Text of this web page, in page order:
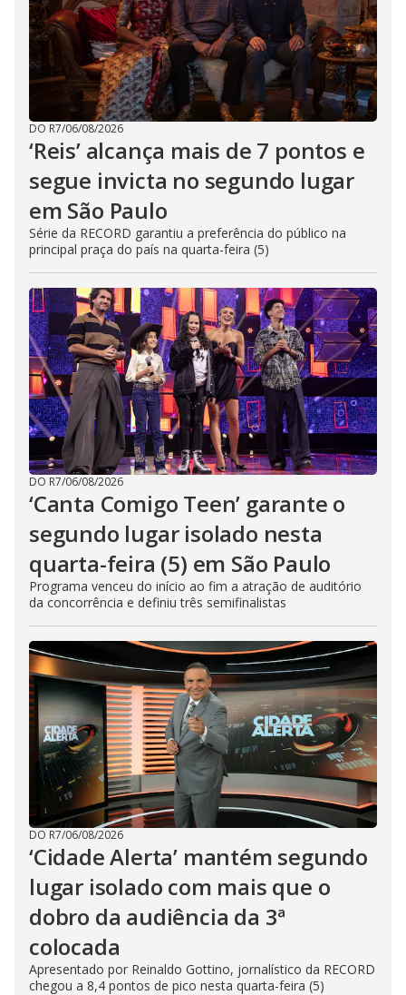
DO R7/06/08/2026
‘Reis’ alcança mais de 7 pontos e
segue invicta no segundo lugar
em São Paulo
Série da RECORD garantiu a preferência do público na
principal praça do país na quarta-feira (5)
DO R7/06/08/2026
‘Canta Comigo Teen’ garante o
segundo lugar isolado nesta
quarta-feira (5) em São Paulo
Programa venceu do início ao fim a atração de auditório
da concorrência e definiu três semifinalistas
DO R7/06/08/2026
‘Cidade Alerta’ mantém segundo
lugar isolado com mais que o
dobro da audiência da 3ª
colocada
Apresentado por Reinaldo Gottino, jornalístico da RECORD
chegou a 8,4 pontos de pico nesta quarta-feira (5)